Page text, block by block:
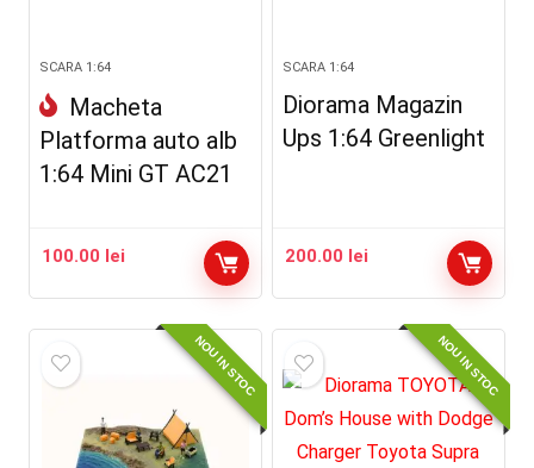
SCARA 1:64
Macheta
Platforma auto alb
1:64 Mini GT AC21
100.00 lei
SCARA 1:64
Diorama Magazin
Ups 1:64 Greenlight
200.00 lei
NOU IN STOC NOU IN STOC